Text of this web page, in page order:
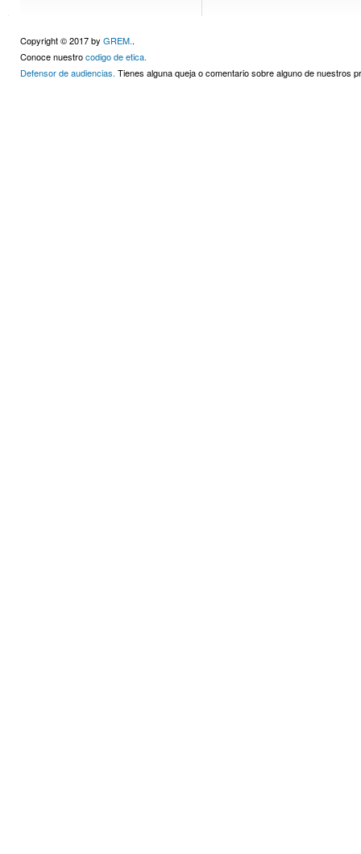
Copyright © 2017 by GREM..
Conoce nuestrocodigo de etica.
Defensor de audiencias. Tienes alguna queja o comentario sobre alguno de nuestros